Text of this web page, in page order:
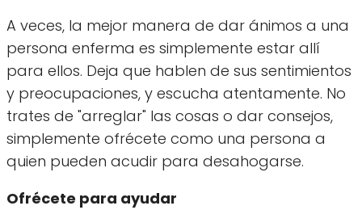
A veces, la mejor manera de dar ánimos a una
persona enferma es simplemente estar allí
para ellos. Deja que hablen de sus sentimientos
y preocupaciones, y escucha atentamente. No
trates de "arreglar" las cosas o dar consejos,
simplemente ofrécete como una persona a
quien pueden acudir para desahogarse.
Ofrécete para ayudar